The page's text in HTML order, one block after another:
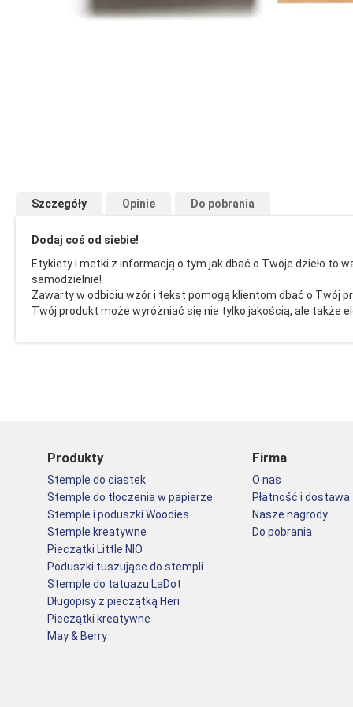
Szczegóły
Dodaj coś od siebie!
Etykiety i metki z informacją o tym jak dbać o Twoje dzieło to
samodzielnie!
Zawarty w odbiciu wzór i tekst pomogą klientom dbać o Twój
Twój produkt może wyróżniać się nie tylko jakością, ale także
Opinie Do pobrania
Produkty
Stemple do ciastek
Stemple do tłoczenia w papierze
Stemple i poduszki Woodies
Stemple kreatywne
Pieczątki Little NIO
Poduszki tuszujące do stempli
Stemple do tatuażu LaDot
Długopisy z pieczątką Heri
Pieczątki kreatywne
May & Berry
Firma
O nas
Płatność i dostawa
Nasze nagrody
Do pobrania